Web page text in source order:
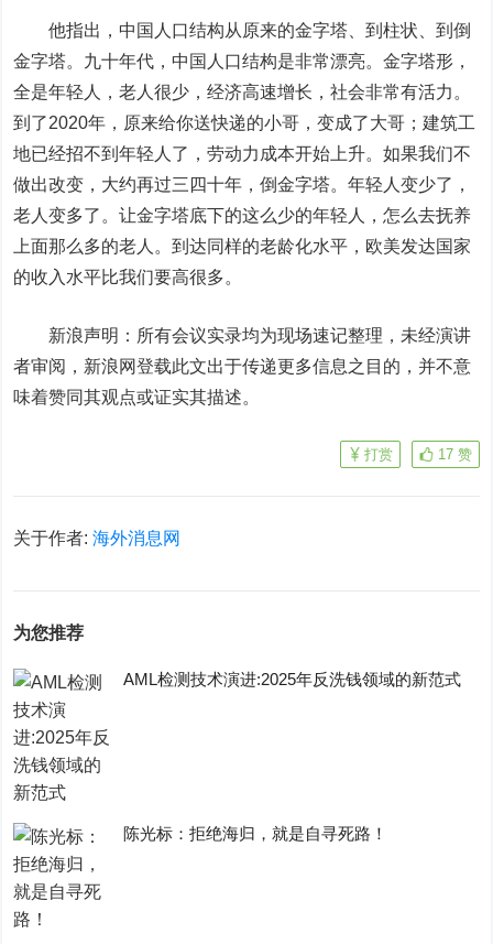
他指出，中国人口结构从原来的金字塔、到柱状、到倒
金字塔。九十年代，中国人口结构是非常漂亮。金字塔形，
全是年轻人，老人很少，经济高速增长，社会非常有活力。
到了2020年，原来给你送快递的小哥，变成了大哥；建筑工
地已经招不到年轻人了，劳动力成本开始上升。如果我们不
做出改变，大约再过三四十年，倒金字塔。年轻人变少了，
老人变多了。让金字塔底下的这么少的年轻人，怎么去抚养
上面那么多的老人。到达同样的老龄化水平，欧美发达国家
的收入水平比我们要高很多。
新浪声明：所有会议实录均为现场速记整理，未经演讲
者审阅，新浪网登载此文出于传递更多信息之目的，并不意
味着赞同其观点或证实其描述。
17 赞
打赏
关于作者:海外消息网
为您推荐
AML检测技术演进:2025年反洗钱领域的新范式
陈光标：拒绝海归，就是自寻死路！